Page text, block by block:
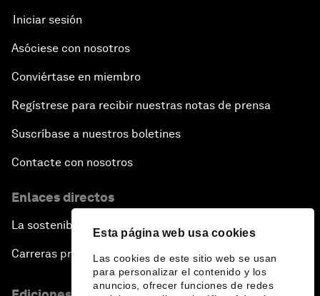
Esta página web usa cookies
Las cookies de este sitio web se usan
para personalizar el contenido y los
anuncios, ofrecer funciones de redes
Iniciar sesión
Asóciese con nosotros
Conviértase en miembro
Regístrese para recibir nuestras notas de prensa
Suscríbase a nuestros boletines
Contacte con nosotros
Enlaces directos
La sostenibilidad en el Foro
Carreras profesionales